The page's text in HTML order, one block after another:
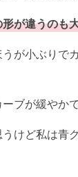
が違うのも
が小ぶりで
ブが緩やか
うけど私は青